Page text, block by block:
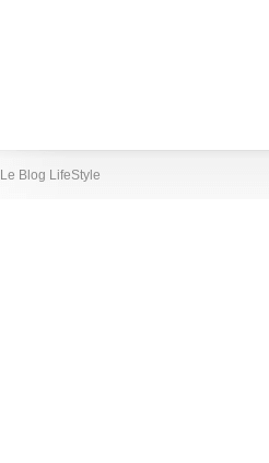
Blog LifeStyle